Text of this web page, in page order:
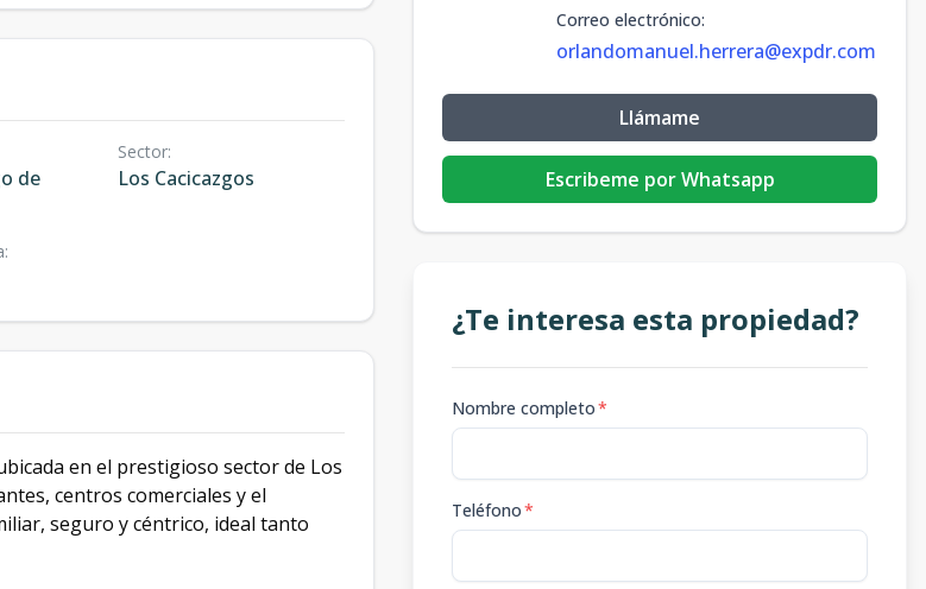
de
Sector:
Los Cacicazgos
:
en el prestigioso sector de Los
centros comerciales y el
seguro y céntrico, ideal tanto
Correo electrónico:
orlandomanuel.herrera@expdr.com
Llámame
Escribeme por Whatsapp
¿Te interesa esta propiedad?
Nombre completo*
Teléfono*